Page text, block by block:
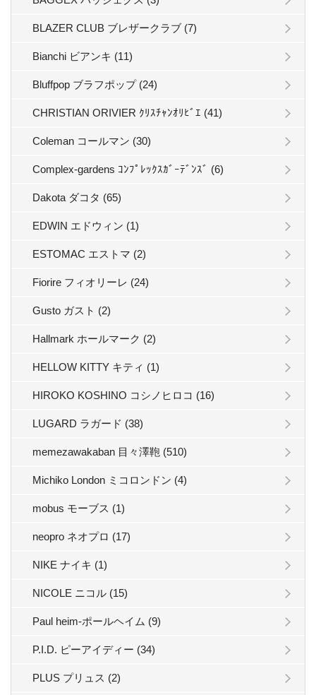
BLAZER CLUB ブレザークラブ (7)
Bianchi ビアンキ (11)
Bluffpop ブラフポップ (24)
CHRISTIAN ORIVIER ｸﾘｽﾁｬﾝｵﾘﾋﾞｴ (41)
Coleman コールマン (30)
Complex-gardens ｺﾝﾌﾟﾚｯｸｽｶﾞｰﾃﾞﾝｽﾞ (6)
Dakota ダコタ (65)
EDWIN エドウィン (1)
ESTOMAC エストマ (2)
Fiorire フィオリーレ (24)
Gusto ガスト (2)
Hallmark ホールマーク (2)
HELLOW KITTY キティ (1)
HIROKO KOSHINO コシノヒロコ (16)
LUGARD ラガード (38)
memezawakaban 目々澤鞄 (510)
Michiko London ミコロンドン (4)
mobus モーブス (1)
neopro ネオプロ (17)
NIKE ナイキ (1)
NICOLE ニコル (15)
Paul heim-ポールヘイム (9)
P.I.D. ピーアイディー (34)
PLUS プリュス (2)